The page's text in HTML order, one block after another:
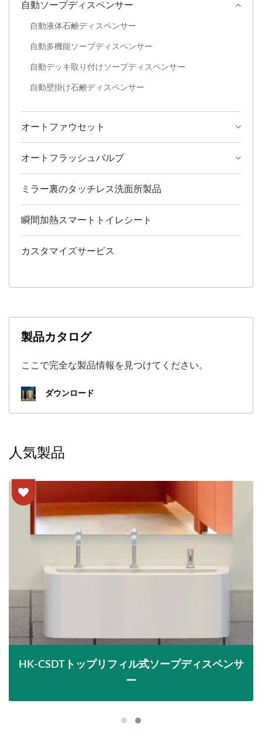
自動ソープディスペンサー
自動液体石鹸ディスペンサー
自動多機能ソープディスペンサー
自動デッキ取り付けソープディスペンサー
自動壁掛け石鹸ディスペンサー
オートファウセット
オートフラッシュバルブ
ミラー裏のタッチレス洗面所製品
瞬間加熱スマートトイレシート
カスタマイズサービス
製品カタログ
ここで完全な製品情報を見つけてください。
ダウンロード
人気製品
HK-CSDTトップリフィル式ソープディスペンサ
ー